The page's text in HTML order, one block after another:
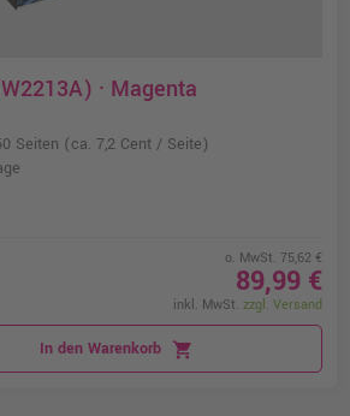
· Magenta
Seiten (ca. 7,2 Cent / Seite)
o. MwSt. 75,62 €
89,99 €
inkl. MwSt. zzgl. Versand
In den Warenkorb shopping_cart